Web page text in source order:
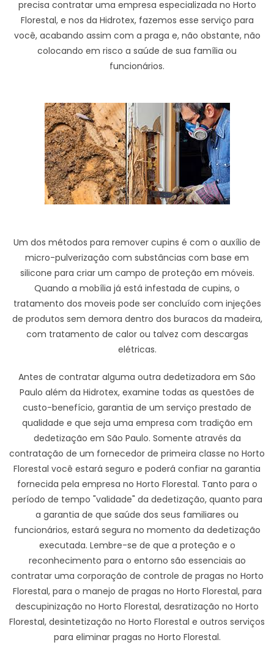
precisa contratar uma empresa especializada no Horto
Florestal, e nos da Hidrotex, fazemos esse serviço para
você, acabando assim com a praga e, não obstante, não
colocando em risco a saúde de sua família ou
funcionários.
Um dos métodos para remover cupins é com o auxílio de
micro-pulverização com substâncias com base em
silicone para criar um campo de proteção em móveis.
Quando a mobília já está infestada de cupins, o
tratamento dos moveis pode ser concluído com injeções
de produtos sem demora dentro dos buracos da madeira,
com tratamento de calor ou talvez com descargas
elétricas.
Antes de contratar alguma outra dedetizadora em São
Paulo além da Hidrotex, examine todas as questões de
custo-benefício, garantia de um serviço prestado de
qualidade e que seja uma empresa com tradição em
dedetização em São Paulo. Somente através da
contratação de um fornecedor de primeira classe no Horto
Florestal você estará seguro e poderá confiar na garantia
fornecida pela empresa no Horto Florestal. Tanto para o
período de tempo "validade" da dedetização, quanto para
a garantia de que saúde dos seus familiares ou
funcionários, estará segura no momento da dedetização
executada. Lembre-se de que a proteção e o
reconhecimento para o entorno são essenciais ao
contratar uma corporação de controle de pragas no Horto
Florestal, para o manejo de pragas no Horto Florestal, para
descupinização no Horto Florestal, desratização no Horto
Florestal, desintetização no Horto Florestal e outros serviços
para eliminar pragas no Horto Florestal.